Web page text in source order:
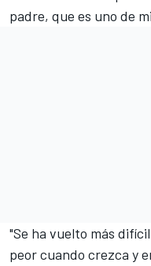
padre, que es uno de
"Se ha vuelto más
peor cuando crezca y